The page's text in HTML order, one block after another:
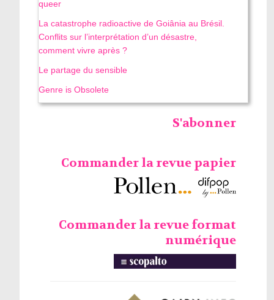
queer
La catastrophe radioactive de Goiânia au Brésil.
Conflits sur l’interprétation d’un désastre,
comment vivre après ?
Le partage du sensible
Genre is Obsolete
S'abonner
Commander la revue papier
Commander la revue format
numérique